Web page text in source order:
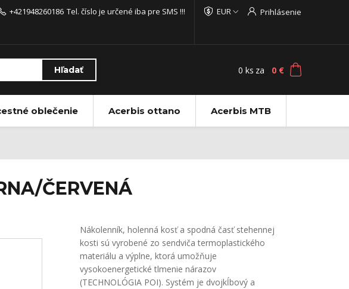
EUR Prihlásenie
Hľadať
+421948260186 Tel. číslo je určené iba pre SMS !!!
0 ks za 0 €
oblečenie Acerbis ottano Acerbis MTB
ČERVENÁ
Nákolenník, holenná kosť a spodná časť stehennej
kosti sú vyrobené zo sendviča termoplastického
materiálu a výplne, ktorá umožňuje
vysokoenergetické tlmenie nárazov
(TECHNOLÓGIA POI). Systém je dvojkĺbový a